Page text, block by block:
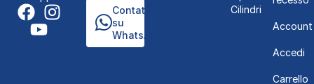
Contattaci
su
WhatsApp
Cilindri
Account
Accedi
Carrello